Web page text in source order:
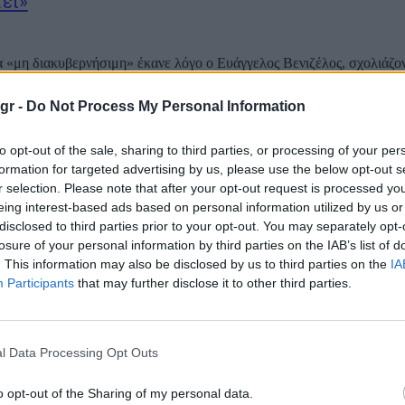
- Do Not Process My Personal Information
opt-out of the sale, sharing to third parties, or processing of your
for targeted advertising by us, please use the below opt-out
selection. Please note that after your opt-out request is processed
interest-based ads based on personal information utilized by us
to third parties prior to your opt-out. You may separately
of your personal information by third parties on the IAB’s list of
This information may also be disclosed by us to third parties on the
Participants that may further disclose it to other third parties.
Data Processing Opt Outs
opt-out of the Sharing of my personal data.
«μη διακυβερνήσιμη» έκανε λόγο ο Ευάγγελος Βενιζέλος,
Θεσσαλονίκη, στην παρουσίαση του βιβλίου του πρώην υπουργού
Βενιζέλου για την ανησυχία του
το είχε διατυπώσει αλλιώς – ότι η χώρα είναι «μη
εννοούσε ακριβώς το ίδιο με όσα υποστήριξε ο Πρόεδρος της
του με τον δημοσιογράφο Αντώνη Καρακούση, στο «Βήμα...
πολιτική σε ελληνοτουρκικά και